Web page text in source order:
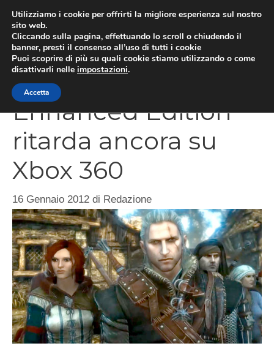
contenuto
The Witcher 2
Enhanced Edition
ritarda ancora su
Xbox 360
16 Gennaio 2012 di Redazione
Utilizziamo i cookie per offrirti la migliore esperienza sul nostro
sito web.
Cliccando sulla pagina, effettuando lo scroll o chiudendo il
banner, presti il consenso all’uso di tutti i cookie
Puoi scoprire di più su quali cookie stiamo utilizzando o come
disattivarli nelle impostazioni.
Accetta